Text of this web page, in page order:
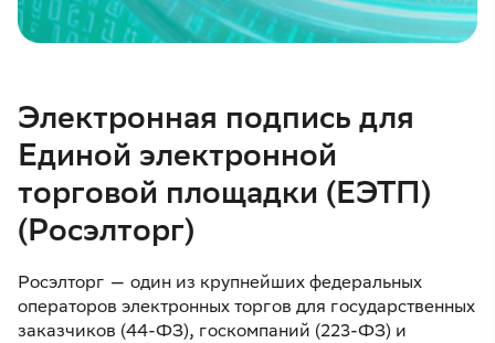
Электронная подпись для
Единой электронной
торговой площадки (ЕЭТП)
(Росэлторг)
Росэлторг — один из крупнейших федеральных
операторов электронных торгов для государственных
заказчиков (44-ФЗ), госкомпаний (223-ФЗ) и